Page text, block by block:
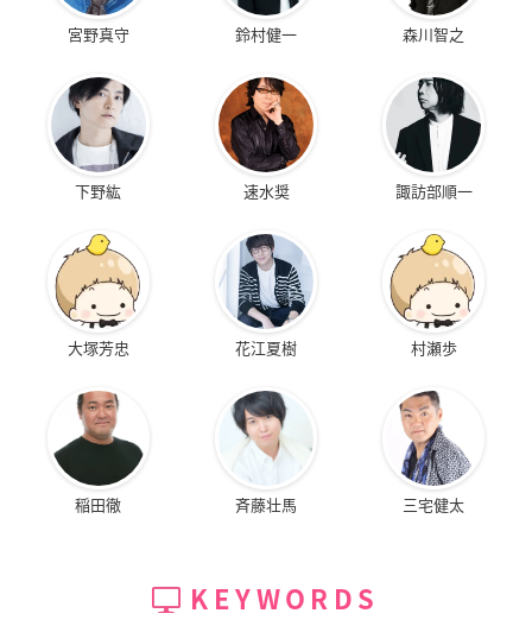
宮野真守 鈴村健一 森川智之
下野紘 速水奨 諏訪部順一
大塚芳忠 花江夏樹 村瀬歩
稲田徹 斉藤壮馬 三宅健太
KEYWORDS